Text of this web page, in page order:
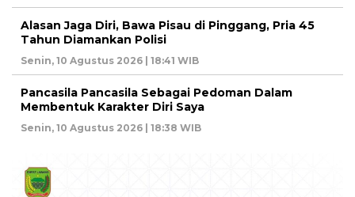
Alasan Jaga Diri, Bawa Pisau di Pinggang, Pria 45
Tahun Diamankan Polisi
Senin, 10 Agustus 2026 | 18:41 WIB
Pancasila Pancasila Sebagai Pedoman Dalam
Membentuk Karakter Diri Saya
Senin, 10 Agustus 2026 | 18:38 WIB